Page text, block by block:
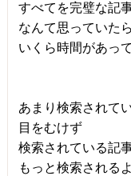
すべてを完璧な記
なんて思っていたら
いくら時間があっ
あまり検索されて
目をむけず
検索されている記
もっと検索される